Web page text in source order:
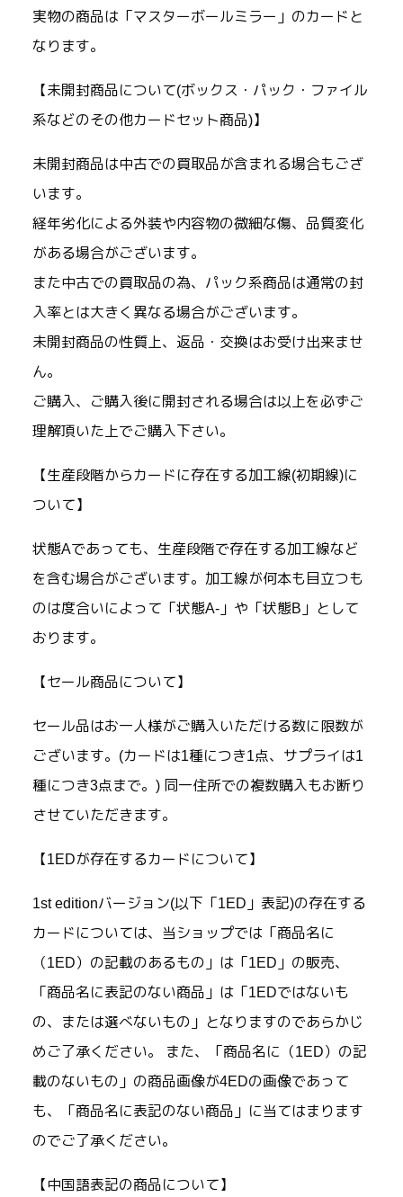
実物の商品は「マスターボールミラー」のカードと
なります。
【未開封商品について(ボックス・パック・ファイル
系などのその他カードセット商品)】
未開封商品は中古での買取品が含まれる場合もござ
います。
経年劣化による外装や内容物の微細な傷、品質変化
がある場合がございます。
また中古での買取品の為、パック系商品は通常の封
入率とは大きく異なる場合がございます。
未開封商品の性質上、返品・交換はお受け出来ませ
ん。
ご購入、ご購入後に開封される場合は以上を必ずご
理解頂いた上でご購入下さい。
【生産段階からカードに存在する加工線(初期線)に
ついて】
状態Aであっても、生産段階で存在する加工線など
を含む場合がございます。加工線が何本も目立つも
のは度合いによって「状態A-」や「状態B」として
おります。
【セール商品について】
セール品はお一人様がご購入いただける数に限数が
ございます。(カードは1種につき1点、サプライは1
種につき3点まで。) 同一住所での複数購入もお断り
させていただきます。
【1EDが存在するカードについて】
1st editionバージョン(以下「1ED」表記)の存在する
カードについては、当ショップでは「商品名に
（1ED）の記載のあるもの」は「1ED」の販売、
「商品名に表記のない商品」は「1EDではないも
の、または選べないもの」となりますのであらかじ
めご了承ください。 また、「商品名に（1ED）の記
載のないもの」の商品画像が4EDの画像であって
も、「商品名に表記のない商品」に当てはまります
のでご了承ください。
【中国語表記の商品について】